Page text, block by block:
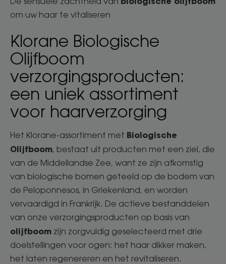
om uw haar te vitaliseren
Klorane Biologische
Olijfboom
verzorgingsproducten:
een uniek assortiment
voor haarverzorging
Het Klorane-assortiment met Biologische
Olijfboom, bestaat uit producten met een ziel, die
van de Middellandse Zee, want ze zijn afkomstig
van biologische bomen geteeld op de bodem van
de Peloponnesos, in Griekenland, en worden
vervaardigd in Frankrijk. De actieve bestanddelen
van onze verzorgingsproducten op basis van
olijfboom zijn zorgvuldig geselecteerd met drie
doelstellingen voor ogen: het haar dikker maken,
het laten regenereren en het revitaliseren.